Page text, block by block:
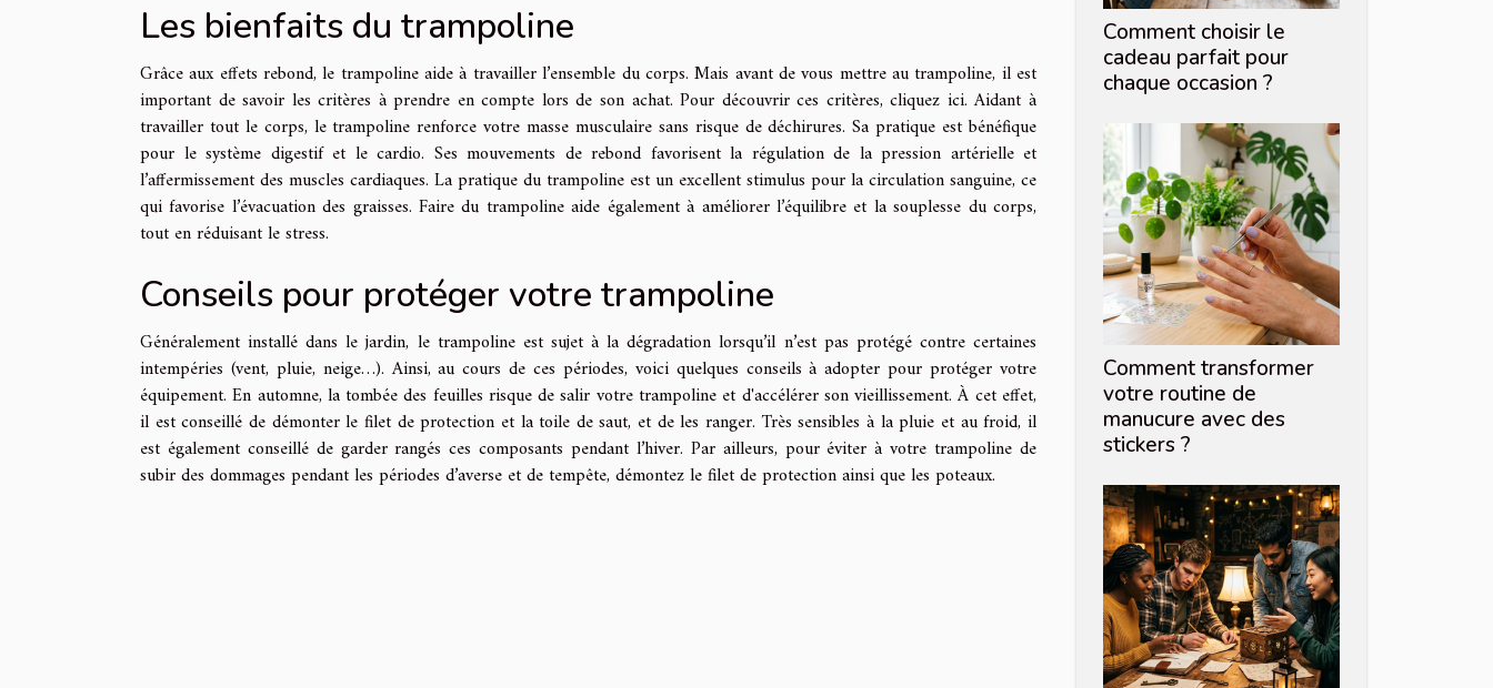
Les bienfaits du trampoline
Grâce aux effets rebond, le trampoline aide à travailler l’ensemble du corps. Mais avant de vous mettre au trampoline, il est
important de savoir les critères à prendre en compte lors de son achat. Pour découvrir ces critères,cliquez ici. Aidant à
travailler tout le corps, le trampoline renforce votre masse musculaire sans risque de déchirures. Sa pratique est bénéfique
pour le système digestif et le cardio. Ses mouvements de rebond favorisent la régulation de la pression artérielle et
l’affermissement des muscles cardiaques. La pratique du trampoline est un excellent stimulus pour la circulation sanguine, ce
qui favorise l’évacuation des graisses. Faire du trampoline aide également à améliorer l’équilibre et la souplesse du corps,
tout en réduisant le stress.
Conseils pour protéger votre trampoline
Généralement installé dans le jardin, le trampoline est sujet à la dégradation lorsqu’il n’est pas protégé contre certaines
intempéries (vent, pluie, neige…). Ainsi, au cours de ces périodes, voici quelques conseils à adopter pour protéger votre
équipement. En automne, la tombée des feuilles risque de salir votre trampoline et d'accélérer son vieillissement. À cet effet,
il est conseillé de démonter le filet de protection et la toile de saut, et de les ranger. Très sensibles à la pluie et au froid, il
est également conseillé de garder rangés ces composants pendant l’hiver. Par ailleurs, pour éviter à votre trampoline de
subir des dommages pendant les périodes d’averse et de tempête, démontez le filet de protection ainsi que les poteaux.
Comment choisir le
cadeau parfait pour
chaque occasion ?
Comment transformer
votre routine de
manucure avec des
stickers ?